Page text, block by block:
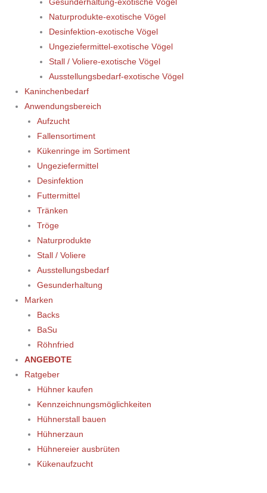
Gesunderhaltung-exotische Vögel
Naturprodukte-exotische Vögel
Desinfektion-exotische Vögel
Ungeziefermittel-exotische Vögel
Stall / Voliere-exotische Vögel
Ausstellungsbedarf-exotische Vögel
Kaninchenbedarf
Anwendungsbereich
Aufzucht
Fallensortiment
Kükenringe im Sortiment
Ungeziefermittel
Desinfektion
Futtermittel
Tränken
Tröge
Naturprodukte
Stall / Voliere
Ausstellungsbedarf
Gesunderhaltung
Marken
Backs
BaSu
Röhnfried
ANGEBOTE
Ratgeber
Hühner kaufen
Kennzeichnungsmöglichkeiten
Hühnerstall bauen
Hühnerzaun
Hühnereier ausbrüten
Kükenaufzucht